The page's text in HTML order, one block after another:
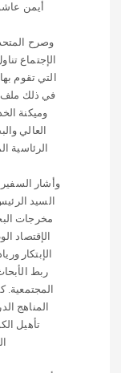
أيمن عاشور وزير
وصرح المتحدث الرسمي
الإجتماع تناول
التي تقوم بها وزارة
في ذلك ملف إنشاء
وميكنة الخدمات، كما
العالي والبحث
الرئاسية المرتبطة
وأشار السفير محمد
السيد الرئيس قد أكد
مخرجات البحث
الإقتصاد الوطني،
الإبتكار وريادة
ربط الأبحاث العلمية
المجتمعية. كما وجه
المناهج الدراسية
تأهيل الكوادر
الأكاديمية